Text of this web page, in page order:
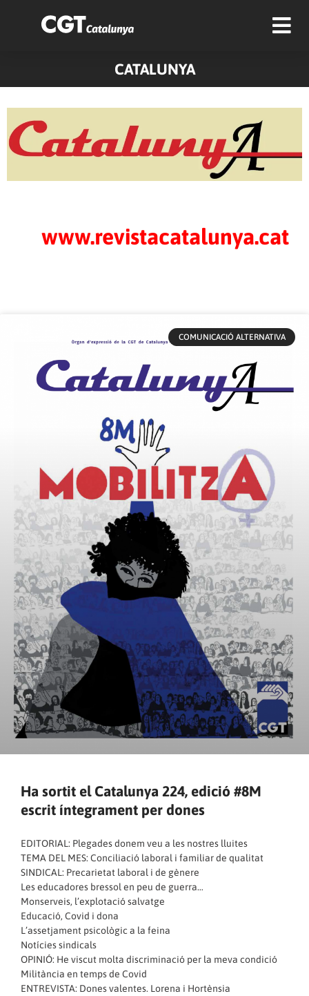
CATALUNYA
www.revistacatalunya.cat
COMUNICACIÓ ALTERNATIVA
Ha sortit el Catalunya 224, edició #8M
escrit íntegrament per dones
EDITORIAL: Plegades donem veu a les nostres lluites
TEMA DEL MES: Conciliació laboral i familiar de qualitat
SINDICAL: Precarietat laboral i de gènere
Les educadores bressol en peu de guerra…
Monserveis, l’explotació salvatge
Educació, Covid i dona
L’assetjament psicològic a la feina
Notícies sindicals
OPINIÓ: He viscut molta discriminació per la meva condició
Militància en temps de Covid
ENTREVISTA: Dones valentes. Lorena i Hortènsia